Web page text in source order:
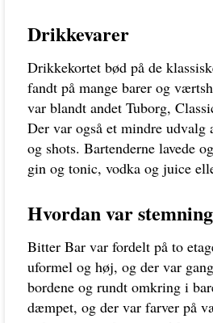
Drikkevarer
Drikkekortet bød på de
fandt på mange barer og
var blandt andet Tuborg,
Der var også et mindre udvalg
og shots. Bartenderne lavede
gin og tonic, vodka og juice
Hvordan var
Bitter Bar var fordelt på to
uformel og høj, og der var
bordene og rundt omkring i
dæmpet, og der var farver på